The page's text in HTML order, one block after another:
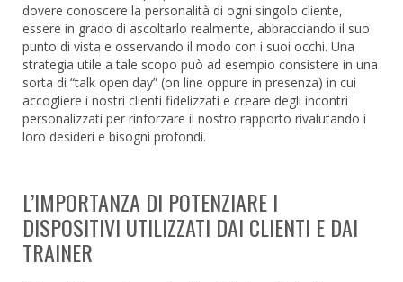
dovere conoscere la personalità di ogni singolo cliente,
essere in grado di ascoltarlo realmente, abbracciando il suo
punto di vista e osservando il modo con i suoi occhi. Una
strategia utile a tale scopo può ad esempio consistere in una
sorta di “talk open day” (on line oppure in presenza) in cui
accogliere i nostri clienti fidelizzati e creare degli incontri
personalizzati per rinforzare il nostro rapporto rivalutando i
loro desideri e bisogni profondi.
L’IMPORTANZA DI POTENZIARE I
DISPOSITIVI UTILIZZATI DAI CLIENTI E DAI
TRAINER